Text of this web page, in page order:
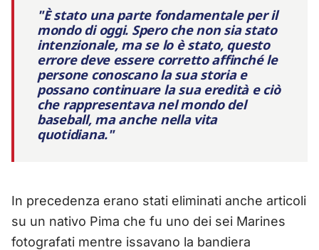
"È stato una parte fondamentale per il
mondo di oggi. Spero che non sia stato
intenzionale, ma se lo è stato, questo
errore deve essere corretto affinché le
persone conoscano la sua storia e
possano continuare la sua eredità e ciò
che rappresentava nel mondo del
baseball, ma anche nella vita
quotidiana."
In precedenza erano stati eliminati anche articoli
su un nativo Pima che fu uno dei sei Marines
fotografati mentre issavano la bandiera